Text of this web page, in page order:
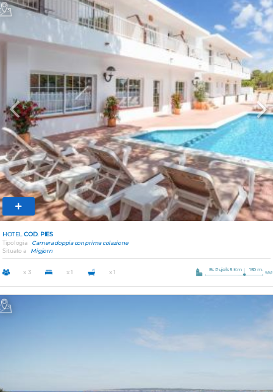
Previous
HOTELCOD. PIES
Tipologia
Camera doppia con prima colazione
Situato a
Migjorn
x 3 x 1 x 1 Es Pujols 5 Km 150 m.